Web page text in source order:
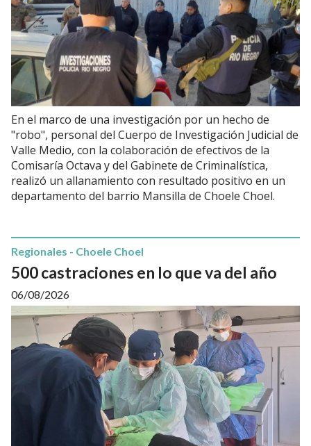
En el marco de una investigación por un hecho de
"robo", personal del Cuerpo de Investigación Judicial de
Valle Medio, con la colaboración de efectivos de la
Comisaría Octava y del Gabinete de Criminalística,
realizó un allanamiento con resultado positivo en un
departamento del barrio Mansilla de Choele Choel.
500 castraciones en lo que va del año
Regionales - Choele Choel
06/08/2026